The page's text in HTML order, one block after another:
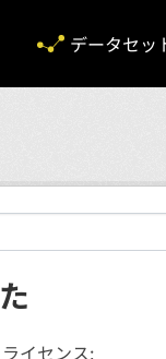
データセッ
ライセンス: